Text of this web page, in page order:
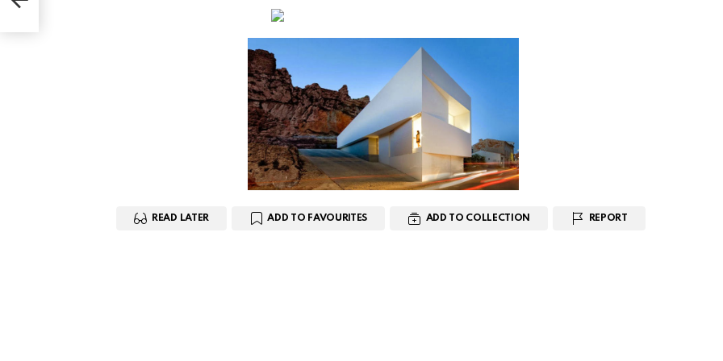
READ LATER ADD TO FAVOURITES ADD TO COLLECTION REPORT